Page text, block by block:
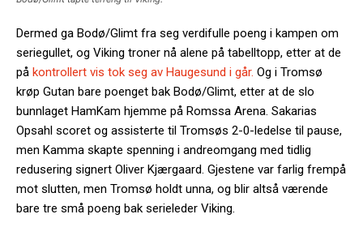
Dermed ga Bodø/Glimt fra seg verdifulle poeng i kampen om
seriegullet, og Viking troner nå alene på tabelltopp, etter at de
på kontrollert vis tok seg av Haugesund i går. Og i Tromsø
krøp Gutan bare poenget bak Bodø/Glimt, etter at de slo
bunnlaget HamKam hjemme på Romssa Arena. Sakarias
Opsahl scoret og assisterte til Tromsøs 2-0-ledelse til pause,
men Kamma skapte spenning i andreomgang med tidlig
redusering signert Oliver Kjærgaard. Gjestene var farlig frempå
mot slutten, men Tromsø holdt unna, og blir altså værende
bare tre små poeng bak serieleder Viking.